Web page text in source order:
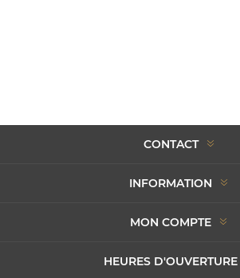
CONTACT
INFORMATION
MON COMPTE
HEURES D'OUVERTURE